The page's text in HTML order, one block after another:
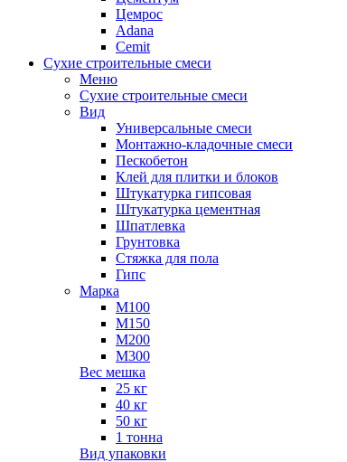
Цемрос
Adana
Cemit
Сухие строительные смеси
Меню
Сухие строительные смеси
Вид
Универсальные смеси
Монтажно-кладочные смеси
Пескобетон
Клей для плитки и блоков
Штукатурка гипсовая
Штукатурка цементная
Шпатлевка
Грунтовка
Стяжка для пола
Гипс
Марка
М100
М150
М200
М300
Вес мешка
25 кг
40 кг
50 кг
1 тонна
Вид упаковки